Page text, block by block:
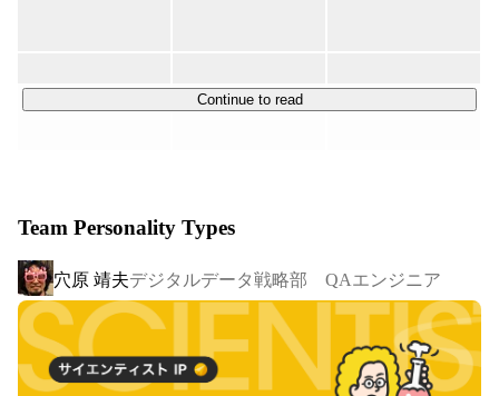
大規模なβ公開などもできるようになってきましたが、よ
どんチャレンジしています。
中途採用（保険業界未経験者歓迎）も積極的に行ってお
り、日々チームとして新しいことにチャレンジし成長を実
感できるのが楽しいです。
Continue to read
Team Personality Types
穴原 靖夫デジタルデータ戦略部 QAエンジニア